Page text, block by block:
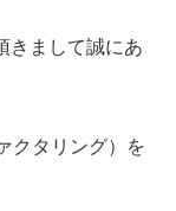
きまして誠にあ
クタリング）を